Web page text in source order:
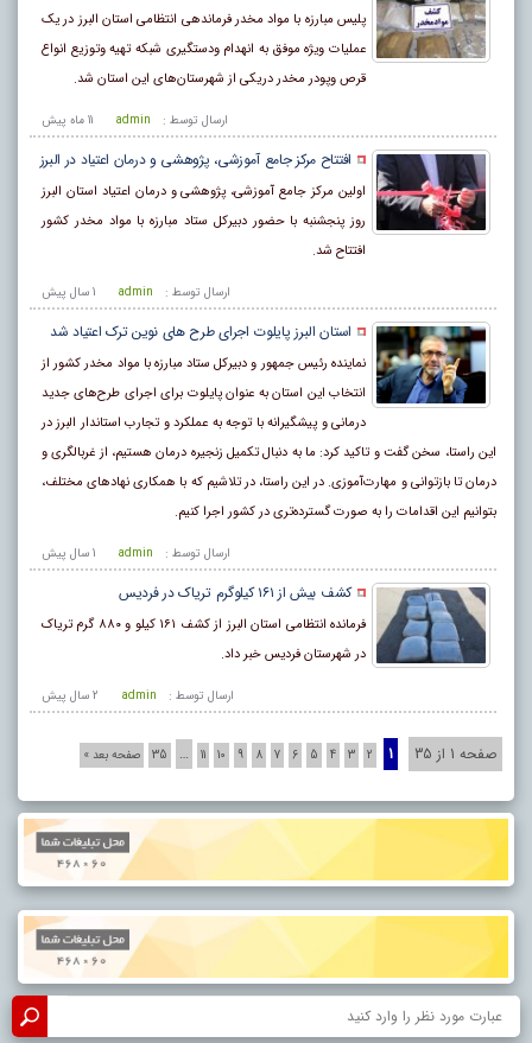
پلیس مبارزه با مواد مخدر فرماندهی انتظامی استان البرز در یک
عملیات ویژه موفق به انهدام ودستگیری شبکه تهیه وتوزیع انواع
قرص وپودر مخدر دریکی از شهرستان‌های این استان شد.
11 ماه پيش ارسال توسط : admin
افتتاح مرکز جامع آموزشی، پژوهشی و درمان اعتیاد در البرز
اولین مرکز جامع آموزشی، پژوهشی و درمان اعتیاد استان البرز
روز پنجشنبه با حضور دبیرکل ستاد مبارزه با مواد مخدر کشور
افتتاح شد.
1 سال پيش ارسال توسط : admin
استان البرز پایلوت اجرای طرح های نوین ترک اعتیاد شد
نماینده رئیس جمهور و دبیرکل ستاد مبارزه با مواد مخدر کشور از
انتخاب این استان به عنوان پایلوت برای اجرای طرح‌های جدید
درمانی و پیشگیرانه با توجه به عملکرد و تجارب استاندار البرز در
این راستا، سخن گفت و تاکید کرد: ما به دنبال تکمیل زنجیره درمان هستیم، از غربالگری و
درمان تا بازتوانی و مهارت‌آموزی. در این راستا، در تلاشیم که با همکاری نهادهای مختلف،
بتوانیم این اقدامات را به صورت گسترده‌تری در کشور اجرا کنیم.
1 سال پيش ارسال توسط : admin
کشف بیش از ۱۶۱ کیلوگرم تریاک در فردیس
فرمانده انتظامی استان البرز از کشف ۱۶۱ کیلو و ۸۸۰ گرم تریاک
در ‏شهرستان فردیس خبر داد.‏
2 سال پيش ارسال توسط : admin
صفحه 1 از 35 1
2
3
4
5
6
7
8
9
10
11
…
35 صفحه بعد »